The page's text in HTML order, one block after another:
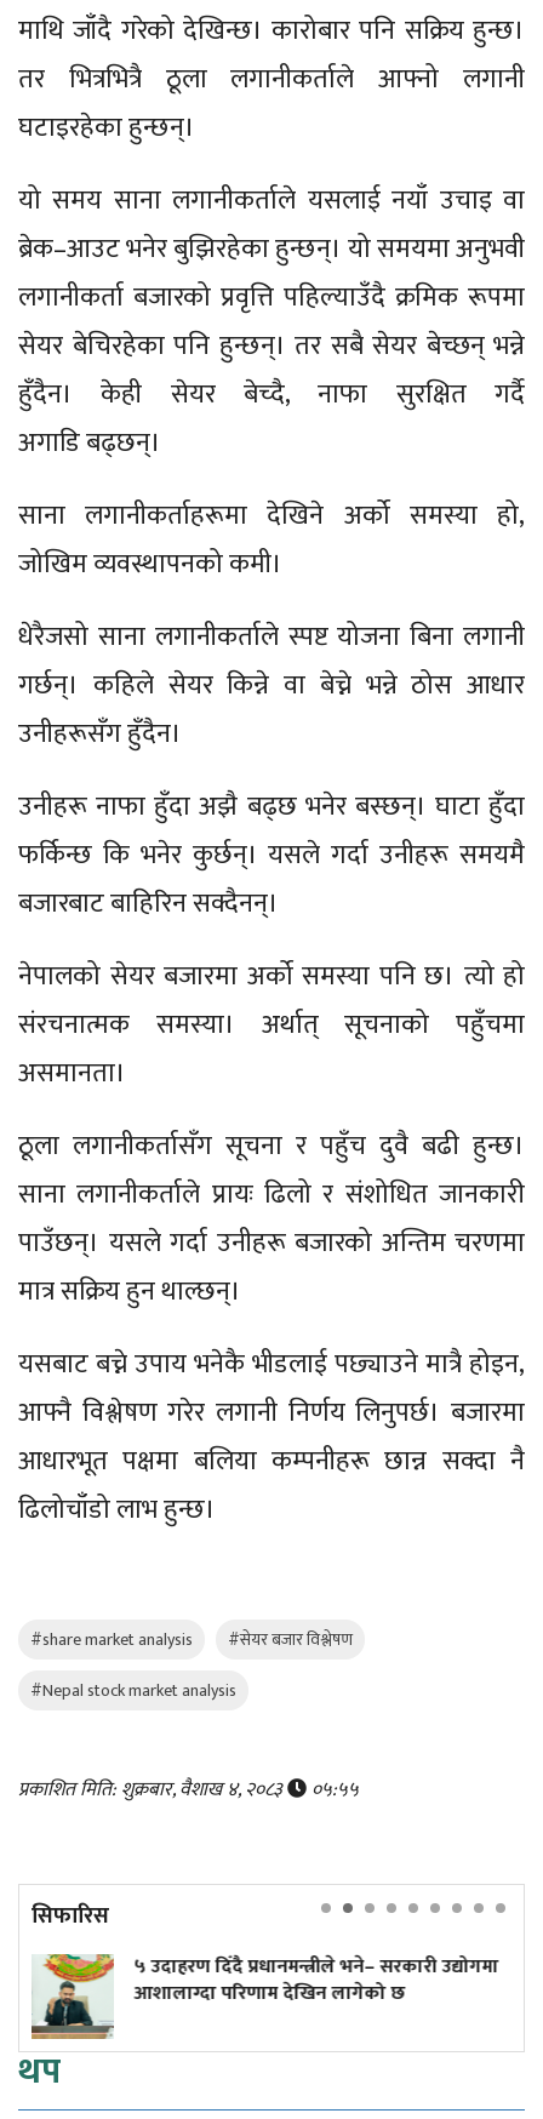
माथि जाँदै गरेको देखिन्छ। कारोबार पनि सक्रिय हुन्छ।
तर भित्रभित्रै ठूला लगानीकर्ताले आफ्नो लगानी
घटाइरहेका हुन्छन्।
यो समय साना लगानीकर्ताले यसलाई नयाँ उचाइ वा
ब्रेक–आउट भनेर बुझिरहेका हुन्छन्। यो समयमा अनुभवी
लगानीकर्ता बजारको प्रवृत्ति पहिल्याउँदै क्रमिक रूपमा
सेयर बेचिरहेका पनि हुन्छन्। तर सबै सेयर बेच्छन् भन्ने
हुँदैन। केही सेयर बेच्दै, नाफा सुरक्षित गर्दै
अगाडि बढ्छन्।
साना लगानीकर्ताहरूमा देखिने अर्को समस्या हो,
जोखिम व्यवस्थापनको कमी।
धेरैजसो साना लगानीकर्ताले स्पष्ट योजना बिना लगानी
गर्छन्। कहिले सेयर किन्ने वा बेच्ने भन्ने ठोस आधार
उनीहरूसँग हुँदैन।
उनीहरू नाफा हुँदा अझै बढ्छ भनेर बस्छन्। घाटा हुँदा
फर्किन्छ कि भनेर कुर्छन्। यसले गर्दा उनीहरू समयमै
बजारबाट बाहिरिन सक्दैनन्।
नेपालको सेयर बजारमा अर्को समस्या पनि छ। त्यो हो
संरचनात्मक समस्या। अर्थात् सूचनाको पहुँचमा
असमानता।
ठूला लगानीकर्तासँग सूचना र पहुँच दुवै बढी हुन्छ।
साना लगानीकर्ताले प्रायः ढिलो र संशोधित जानकारी
पाउँछन्। यसले गर्दा उनीहरू बजारको अन्तिम चरणमा
मात्र सक्रिय हुन थाल्छन्।
यसबाट बच्ने उपाय भनेकै भीडलाई पछ्याउने मात्रै होइन,
आफ्नै विश्लेषण गरेर लगानी निर्णय लिनुपर्छ। बजारमा
आधारभूत पक्षमा बलिया कम्पनीहरू छान्न सक्दा नै
ढिलोचाँडो लाभ हुन्छ।
#share market analysis
#सेयर बजार विश्लेषण
#Nepal stock market analysis
प्रकाशित मिति: शुक्रबार, वैशाख ४, २०८३ ०५:५५
सिफारिस
दिँदै प्रधानमन्त्रीले भने– सरकारी उद्योगमा
परिणाम देखिन लागेको छ
एक
थप